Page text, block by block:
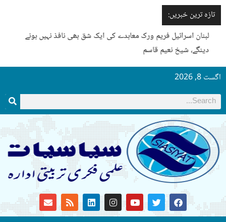
تازہ ترین خبریں:
لبنان اسرائیل فریم ورک معاہدے کی ایک شق بھی نافذ نہیں ہونے
دینگے، شیخ نعیم قاسم
اگست 8, 2026